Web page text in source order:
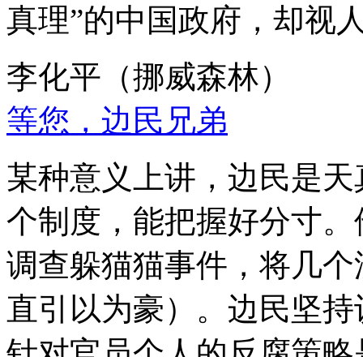
真理”的中国政府，却视
李化平（挪威森林）
等您，边民兄弟
某种意义上讲，边民是
个制度，能把握好分寸
调查躲猫猫事件，将几
直引以为豪）。边民坚